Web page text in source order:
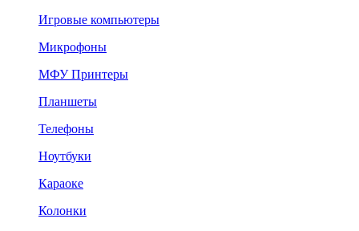
Игровые компьютеры
Микрофоны
МФУ Принтеры
Планшеты
Телефоны
Ноутбуки
Караоке
Колонки